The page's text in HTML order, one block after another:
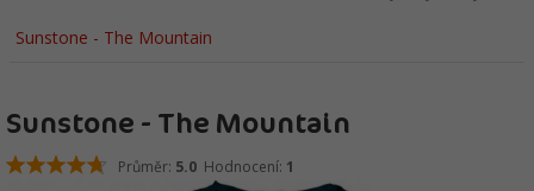
Sunstone - The Mountain
Sunstone - The Mountain
Průměr: 5.0 Hodnocení: 1